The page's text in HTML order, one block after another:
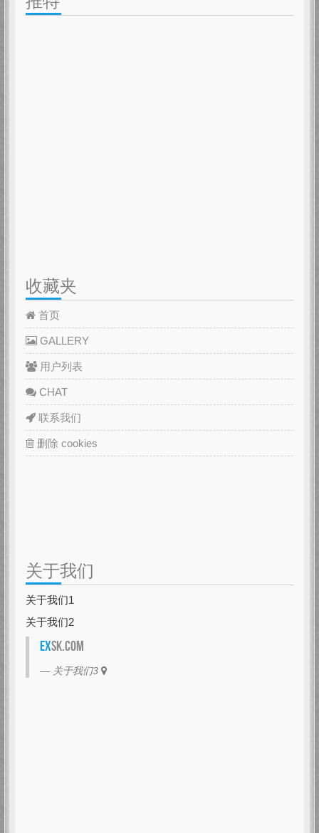
收藏夹
首页
GALLERY
用户列表
CHAT
联系我们
删除 cookies
关于我们
关于我们1
关于我们2
EXSK.com
关于我们3